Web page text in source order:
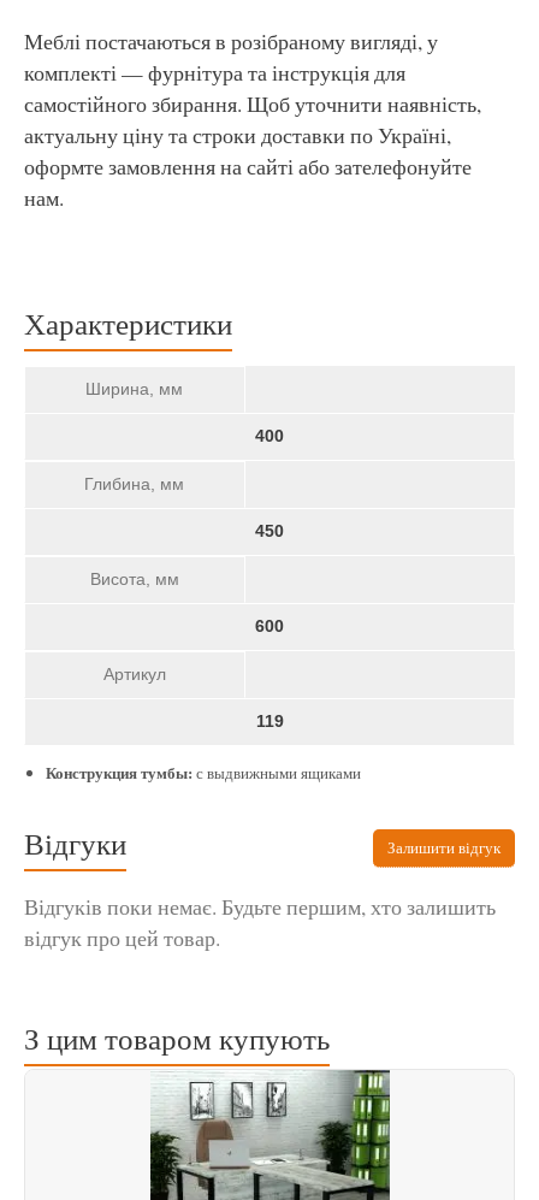
Меблі постачаються в розібраному вигляді, у
комплекті — фурнітура та інструкція для
самостійного збирання. Щоб уточнити наявність,
актуальну ціну та строки доставки по Україні,
оформте замовлення на сайті або зателефонуйте
нам.
Характеристики
Ширина, мм
400
Глибина, мм
450
Висота, мм
600
Артикул
119
Конструкция тумбы: с выдвижными ящиками
Відгуки Залишити відгук
Відгуків поки немає. Будьте першим, хто залишить
відгук про цей товар.
З цим товаром купують